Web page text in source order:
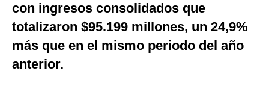
Gestión TV
Videos
Fotogalerías
con ingresos consolidados que
totalizaron $95.199 millones, un 24,9%
más que en el mismo periodo del año
anterior.